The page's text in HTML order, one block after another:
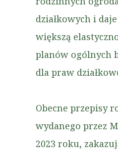
działkowych i
większą
planów ogólnych
dla praw
Obecne przepisy
wydanego przez
2023 roku,